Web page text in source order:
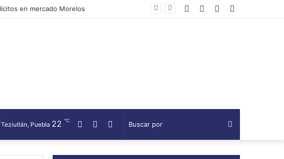
Telegram
Twitter
Facebook
Buscar
por
Telegram
Twitter
Facebook
Teziutlán, Puebla 22 ℃